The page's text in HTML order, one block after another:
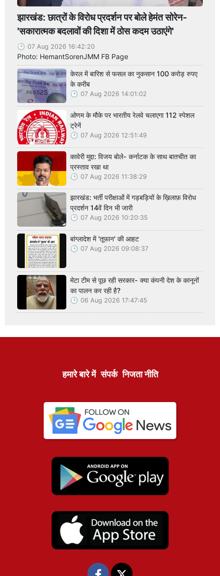
झारखंड: छात्रों के विरोध प्रदर्शन पर बोले हेमंत सोरेन-
'सकारात्मक बदलावों की दिशा में ठोस कदम उठाएंगे'
07 Aug 2026 16:42:20
Photo: HemantSorenJMM FB Page
केरल में बारिश से फसल का नुकसान 100 करोड़ रुपए
के करीब
07 Aug 2026 14:01:02
ओणम के मौके पर भारतीय रेलवे चलाएगा 112 स्पेशल
ट्रेनें
07 Aug 2026 12:51:49
कावेरी मुद्दा: विजय बोले- कर्नाटक के साथ बातचीत का
प्रस्ताव रखा था
07 Aug 2026 11:38:29
झारखंड: भर्ती परीक्षाओं में गड़बड़ियों के ख़िलाफ़ विरोध
प्रदर्शन 14वें दिन भी जारी
07 Aug 2026 10:20:35
बांग्लादेश में 'तूफान' की आहट
07 Aug 2026 09:08:37
मेटा टीम से पूछ रही सरकार- क्या कंपनी देश के कानूनों
का पालन कर रही है?
06 Aug 2026 17:47:45
हमारे बारे में संपर्क निजता नीति